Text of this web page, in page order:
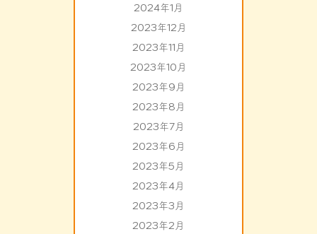
2024年1月
2023年12月
2023年11月
2023年10月
2023年9月
2023年8月
2023年7月
2023年6月
2023年5月
2023年4月
2023年3月
2023年2月